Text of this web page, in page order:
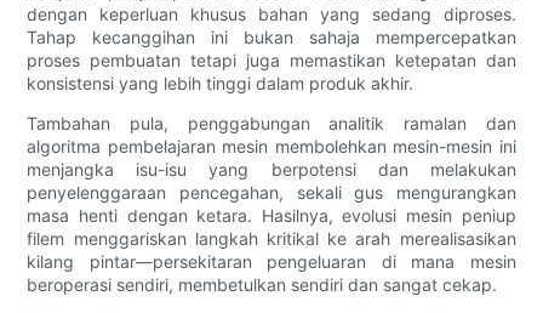
dengan keperluan khusus bahan yang sedang diproses.
Tahap kecanggihan ini bukan sahaja mempercepatkan
proses pembuatan tetapi juga memastikan ketepatan dan
konsistensi yang lebih tinggi dalam produk akhir.
Tambahan pula, penggabungan analitik ramalan dan
algoritma pembelajaran mesin membolehkan mesin-mesin ini
menjangka isu-isu yang berpotensi dan melakukan
penyelenggaraan pencegahan, sekali gus mengurangkan
masa henti dengan ketara. Hasilnya, evolusi mesin peniup
filem menggariskan langkah kritikal ke arah merealisasikan
kilang pintar—persekitaran pengeluaran di mana mesin
beroperasi sendiri, membetulkan sendiri dan sangat cekap.